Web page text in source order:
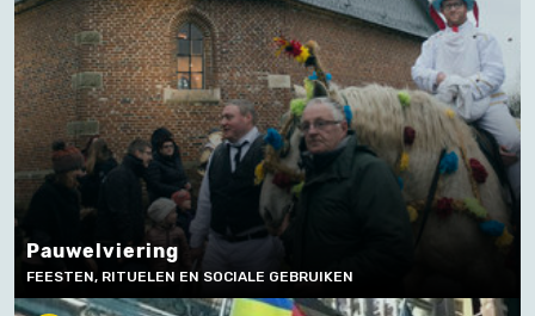
Pauwelviering
FEESTEN, RITUELEN EN SOCIALE GEBRUIKEN